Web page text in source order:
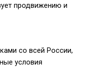
продвижению и
со всей России,
условия